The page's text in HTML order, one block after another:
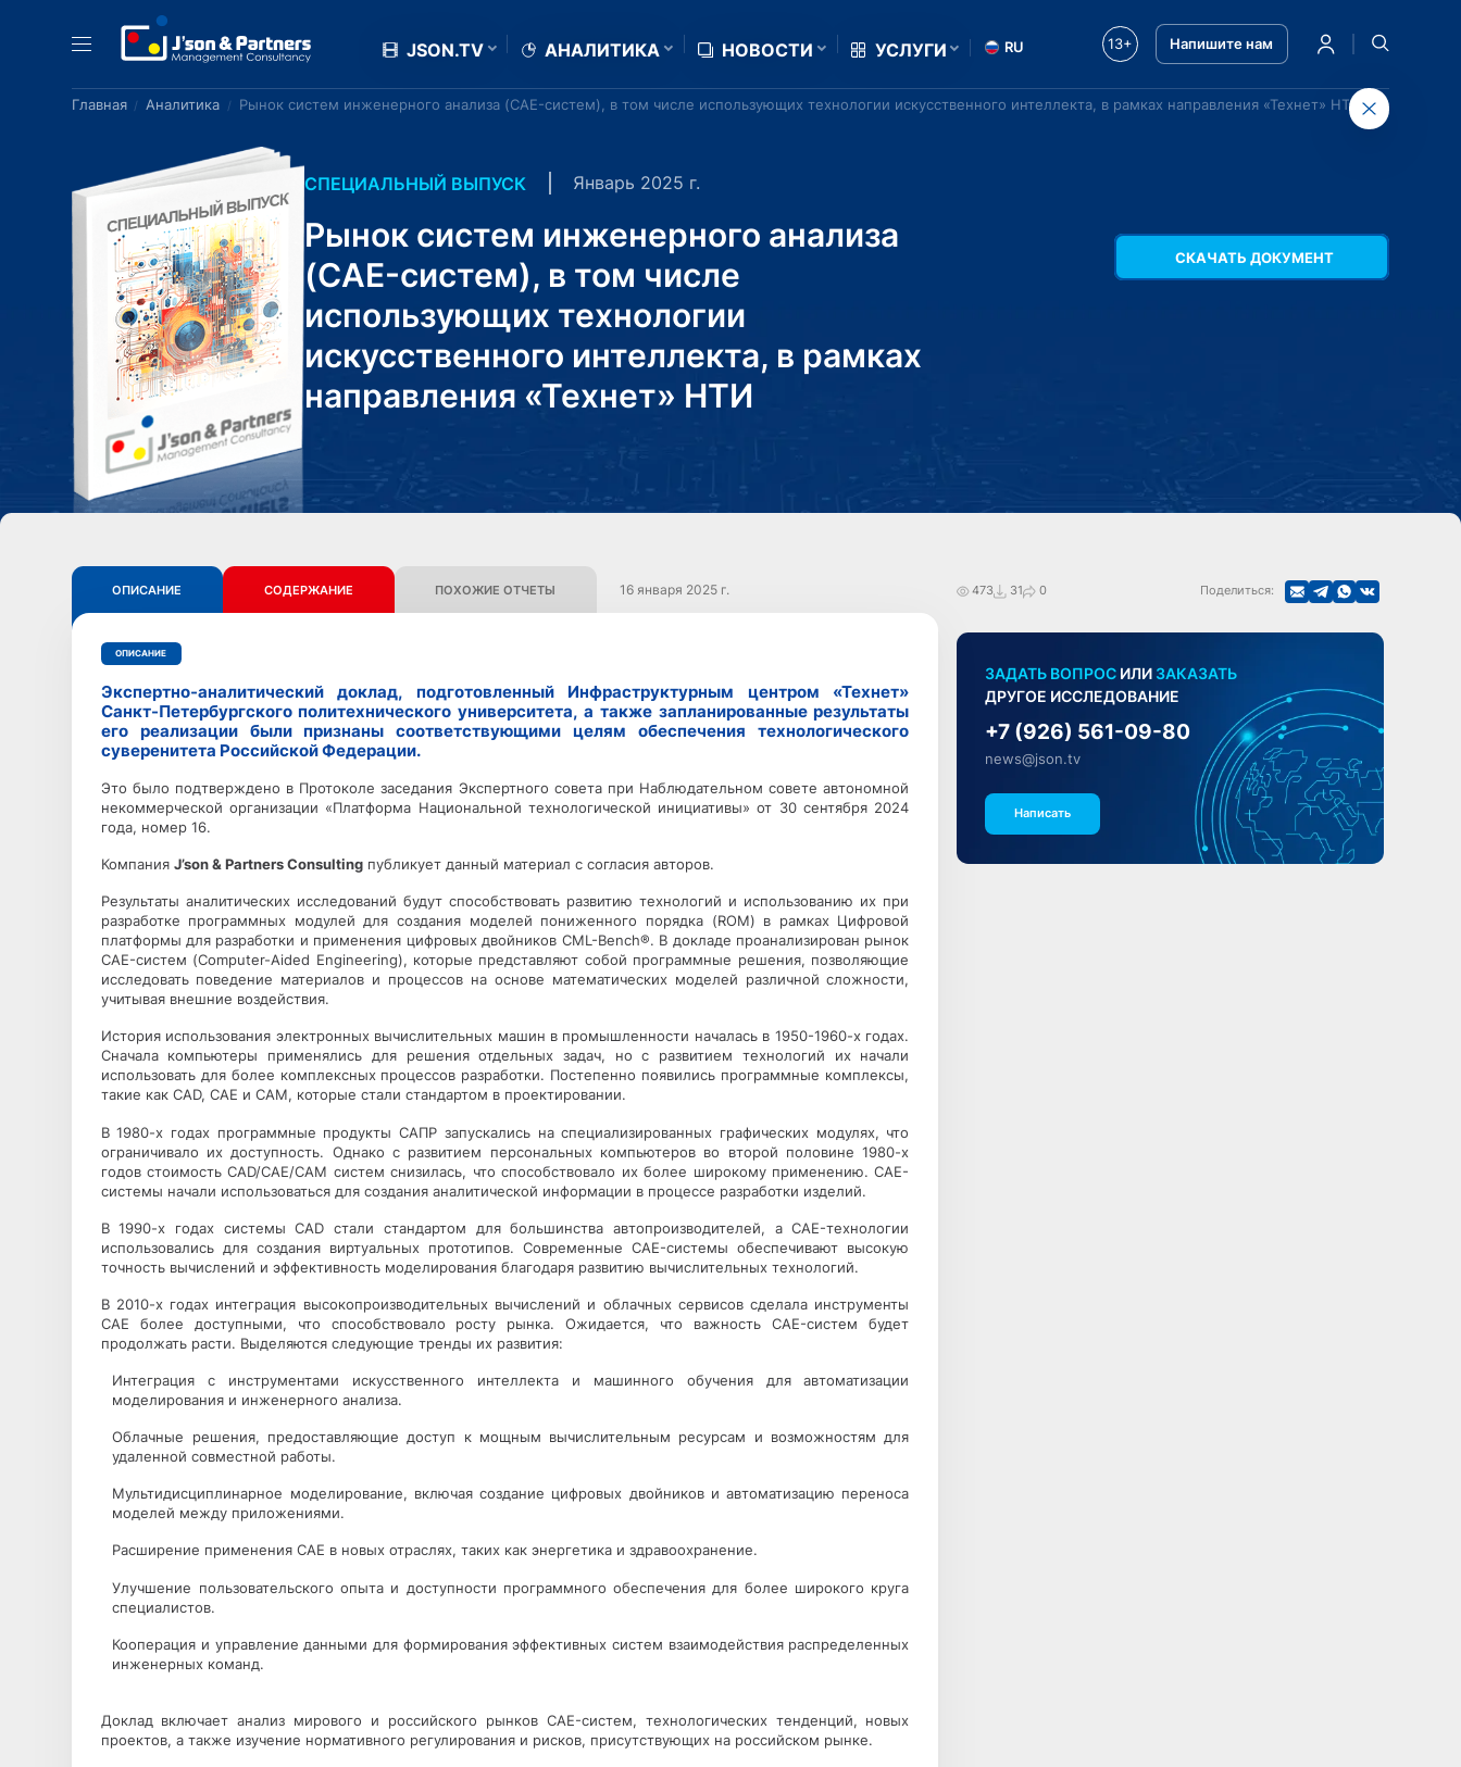
JSON.TV АНАЛИТИКА НОВОСТИ УСЛУГИ RU 13+ Напишите нам
Главная Аналитика Рынок систем инженерного анализа (CAE-систем), в том числе использующих технологии искусственного интеллекта, в рамках направления «Технет» НТИ
СПЕЦИАЛЬНЫЙ ВЫПУСК Январь 2025 г.
Рынок систем инженерного анализа
(CAE-систем), в том числе
использующих технологии
искусственного интеллекта, в рамках
направления «Технет» НТИ
СКАЧАТЬ ДОКУМЕНТ
ОПИСАНИЕ СОДЕРЖАНИЕ ПОХОЖИЕ ОТЧЕТЫ 16 января 2025 г.
ОПИСАНИЕ
Экспертно-аналитический доклад, подготовленный Инфраструктурным центром «Технет»
Санкт-Петербургского политехнического университета, а также запланированные результаты
его реализации были признаны соответствующими целям обеспечения технологического
суверенитета Российской Федерации.
Это было подтверждено в Протоколе заседания Экспертного совета при Наблюдательном совете автономной
некоммерческой организации «Платформа Национальной технологической инициативы» от 30 сентября 2024
года, номер 16.
Компания J’son & Partners Consultingпубликует данный материал с согласия авторов.
Результаты аналитических исследований будут способствовать развитию технологий и использованию их при
разработке программных модулей для создания моделей пониженного порядка (ROM) в рамках Цифровой
платформы для разработки и применения цифровых двойников CML-Bench®. В докладе проанализирован рынок
CAE-систем (Computer-Aided Engineering), которые представляют собой программные решения, позволяющие
исследовать поведение материалов и процессов на основе математических моделей различной сложности,
учитывая внешние воздействия.
История использования электронных вычислительных машин в промышленности началась в 1950-1960-х годах.
Сначала компьютеры применялись для решения отдельных задач, но с развитием технологий их начали
использовать для более комплексных процессов разработки. Постепенно появились программные комплексы,
такие как CAD, CAE и CAM, которые стали стандартом в проектировании.
В 1980-х годах программные продукты САПР запускались на специализированных графических модулях, что
ограничивало их доступность. Однако с развитием персональных компьютеров во второй половине 1980-х
годов стоимость CAD/CAE/CAM систем снизилась, что способствовало их более широкому применению. CAE-
системы начали использоваться для создания аналитической информации в процессе разработки изделий.
В 1990-х годах системы CAD стали стандартом для большинства автопроизводителей, а CAE-технологии
использовались для создания виртуальных прототипов. Современные CAE-системы обеспечивают высокую
точность вычислений и эффективность моделирования благодаря развитию вычислительных технологий.
В 2010-х годах интеграция высокопроизводительных вычислений и облачных сервисов сделала инструменты
CAE более доступными, что способствовало росту рынка. Ожидается, что важность CAE-систем будет
продолжать расти. Выделяются следующие тренды их развития:
Интеграция с инструментами искусственного интеллекта и машинного обучения для автоматизации
моделирования и инженерного анализа.
Облачные решения, предоставляющие доступ к мощным вычислительным ресурсам и возможностям для
удаленной совместной работы.
Мультидисциплинарное моделирование, включая создание цифровых двойников и автоматизацию переноса
моделей между приложениями.
Расширение применения CAE в новых отраслях, таких как энергетика и здравоохранение.
Улучшение пользовательского опыта и доступности программного обеспечения для более широкого круга
специалистов.
Кооперация и управление данными для формирования эффективных систем взаимодействия распределенных
инженерных команд.
Доклад включает анализ мирового и российского рынков CAE-систем, технологических тенденций, новых
проектов, а также изучение нормативного регулирования и рисков, присутствующих на российском рынке.
473 31 0 Поделиться:
ЗАДАТЬ ВОПРОС ИЛИ ЗАКАЗАТЬ
ДРУГОЕ ИССЛЕДОВАНИЕ
+7 (926) 561-09-80
news@json.tv
Написать